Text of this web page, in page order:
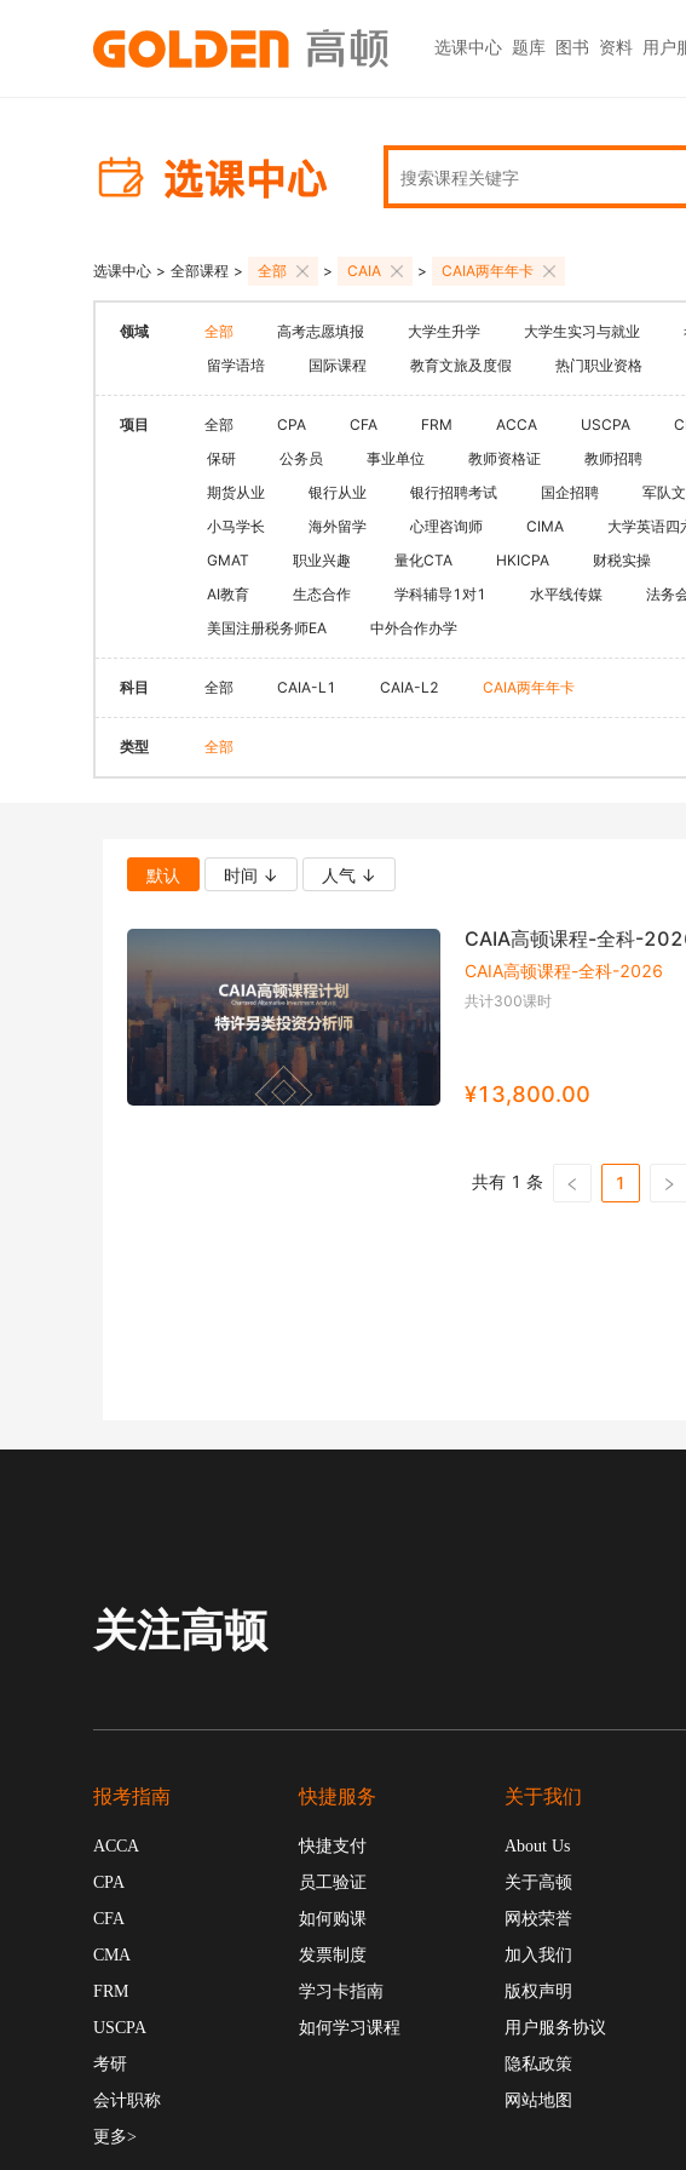
选课中心
金融资格
基金从业
银行从业
CFA+FRM
CQF(国际量化金融证书)
CGFT（特许全球金融科技师）
CAIA(特许另类投资分析师）
金融实操
大学生升学
考研 HOT
大学英语四六级
保研 HOT
热门职业资格
心理咨询师
健康管理师
社会工作师
国际薪税师
题库 图书
初级职称
CPA（注册会计师） HOT
税务师
中级经济师
实践与管理
ACCA
CFA
FRM
资料 用户
ACCA
CFA
CMA
FRM
USCPA
快捷支付
如何购课
网上支付
发票制度
如何学习课程
选课中心 > 全部课程 > 全部 > CAIA > CAIA两年年卡
领域 全部 高考志愿填报 大学生升学 大学生实习与就业
留学语培
国际课程 教育文旅及度假 热门职业资格
项目 全部 CPA CFA FRM ACCA USCPA
保研
公务员 事业单位 教师资格证 教师招聘
期货从业
银行从业 银行招聘考试 国企招聘 军队
小马学长
海外留学 心理咨询师 CIMA 大学英语四
GMAT
职业兴趣 量化CTA HKICPA 财税实操
AI教育
生态合作 学科辅导1对1 水平线传媒 法务
美国注册税务师EA
中外合作办学
科目 全部 CAIA-L1 CAIA-L2 CAIA两年年卡
类型 全部
默认 时间 ↓ 人气 ↓
CAIA高顿课程-全科-
CAIA高顿课程-全科-2026
共计300课时
¥13,800.00
共有 1 条 1
关注高顿
报考指南
ACCA
CPA
CFA
CMA
FRM
USCPA
考研
会计职称
更多>
快捷服务
快捷支付
员工验证
如何购课
发票制度
学习卡指南
如何学习课程
关于我们
About Us
关于高顿
网校荣誉
加入我们
版权声明
用户服务协议
隐私政策
网站地图